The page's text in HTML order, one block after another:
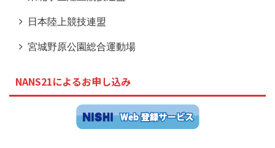
日本陸上競技連盟
宮城野原公園総合運動場
NANS21によるお申し込み